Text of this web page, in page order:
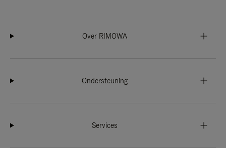
Over RIMOWA
Ondersteuning
Services